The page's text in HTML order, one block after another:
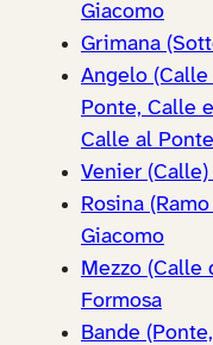
Giacomo
Grimana
Angelo
Ponte, Calle
Calle al
Venier (Calle)
Rosina
Giacomo
Mezzo (Calle
Formosa
Bande